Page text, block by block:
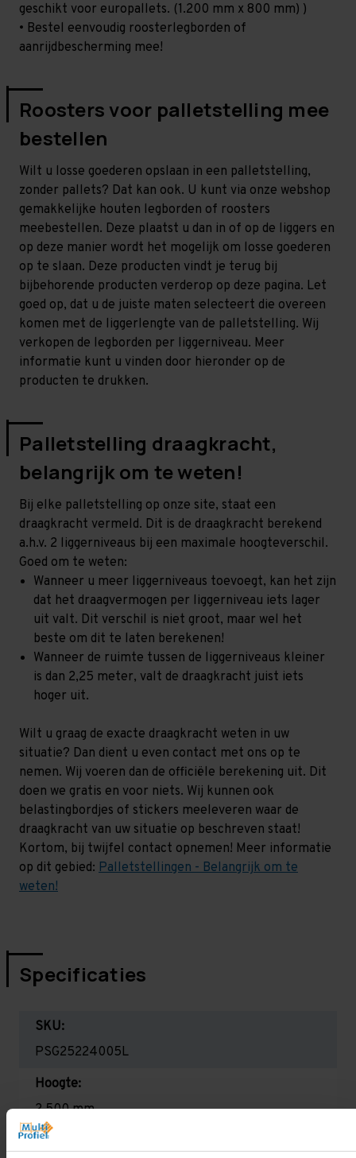
geschikt voor europallets. (1.200 mm x 800 mm) )
• Bestel eenvoudig roosterlegborden of
aanrijdbescherming mee!
Roosters voor palletstelling mee
bestellen
Wilt u losse goederen opslaan in een palletstelling,
zonder pallets? Dat kan ook. U kunt via onze webshop
gemakkelijke houten legborden of roosters
meebestellen. Deze plaatst u dan in of op de liggers en
op deze manier wordt het mogelijk om losse goederen
op te slaan. Deze producten vindt je terug bij
bijbehorende producten verderop op deze pagina. Let
goed op, dat u de juiste maten selecteert die overeen
komen met de liggerlengte van de palletstelling. Wij
verkopen de legborden per liggerniveau. Meer
informatie kunt u vinden door hieronder op de
producten te drukken.
Palletstelling draagkracht,
belangrijk om te weten!
Bij elke palletstelling op onze site, staat een
draagkracht vermeld. Dit is de draagkracht berekend
a.h.v. 2 liggerniveaus bij een maximale hoogteverschil.
Goed om te weten:
Wanneer u meer liggerniveaus toevoegt, kan het zijn
dat het draagvermogen per liggerniveau iets lager
uit valt. Dit verschil is niet groot, maar wel het
beste om dit te laten berekenen!
Wanneer de ruimte tussen de liggerniveaus kleiner
is dan 2,25 meter, valt de draagkracht juist iets
hoger uit.
Wilt u graag de exacte draagkracht weten in uw
situatie? Dan dient u even contact met ons op te
nemen. Wij voeren dan de officiële berekening uit. Dit
doen we gratis en voor niets. Wij kunnen ook
belastingbordjes of stickers meeleveren waar de
draagkracht van uw situatie op beschreven staat!
Kortom, bij twijfel contact opnemen! Meer informatie
op dit gebied: Palletstellingen - Belangrijk om te
weten!
Specificaties
SKU:
PSG25224005L
Hoogte:
2.500 mm
Diepte: